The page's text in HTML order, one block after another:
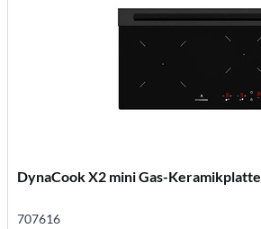
DynaCook X2 mini Gas-Keramikplatte
707616